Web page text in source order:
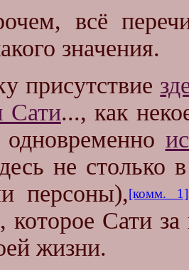
всё
значения.
присутствие
Сати..., как
одновременно
не столько
персоны),[комм. 1]
которое Сати
жизни.